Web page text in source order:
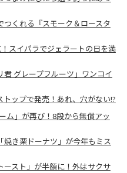
くれる『スモーク＆ロースタ
スイパラでジェラートの日を満
グレープフルーツ」ワンコイ
ップで発売！あれ、穴がない!?
ム」が再び！8段から無償アッ
き栗ドーナツ」が今年もミス
ースト」が半額に！外はサクサ